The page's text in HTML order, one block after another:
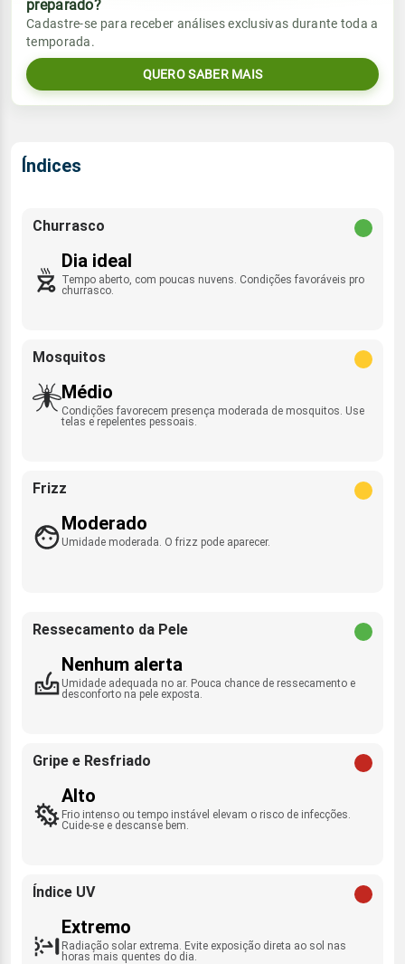
Umidade do ar
51%85%
Rajada de vento
Sol
06:09h às 17:35h
Lua
Chuva
0.0mm
Umidade do ar
Vento
E - 8km/h
Rajada de vento
Sol
preparado?
Cadastre-se para receber análises exclusivas durante toda a
temporada.
QUERO SABER MAIS
Índices
Churrasco
Dia ideal
Tempo aberto, com poucas nuvens. Condições favoráveis pro
churrasco.
Mosquitos
Médio
Condições favorecem presença moderada de mosquitos. Use
telas e repelentes pessoais.
Frizz
Moderado
Umidade moderada. O frizz pode aparecer.
Ressecamento da Pele
Nenhum alerta
Umidade adequada no ar. Pouca chance de ressecamento e
desconforto na pele exposta.
Gripe e Resfriado
Alto
Frio intenso ou tempo instável elevam o risco de infecções.
Cuide-se e descanse bem.
Índice UV
Extremo
Radiação solar extrema. Evite exposição direta ao sol nas
horas mais quentes do dia.